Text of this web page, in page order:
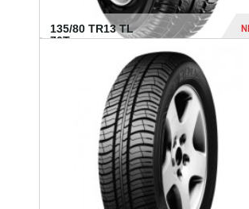
135/80 TR13 TL
70T...